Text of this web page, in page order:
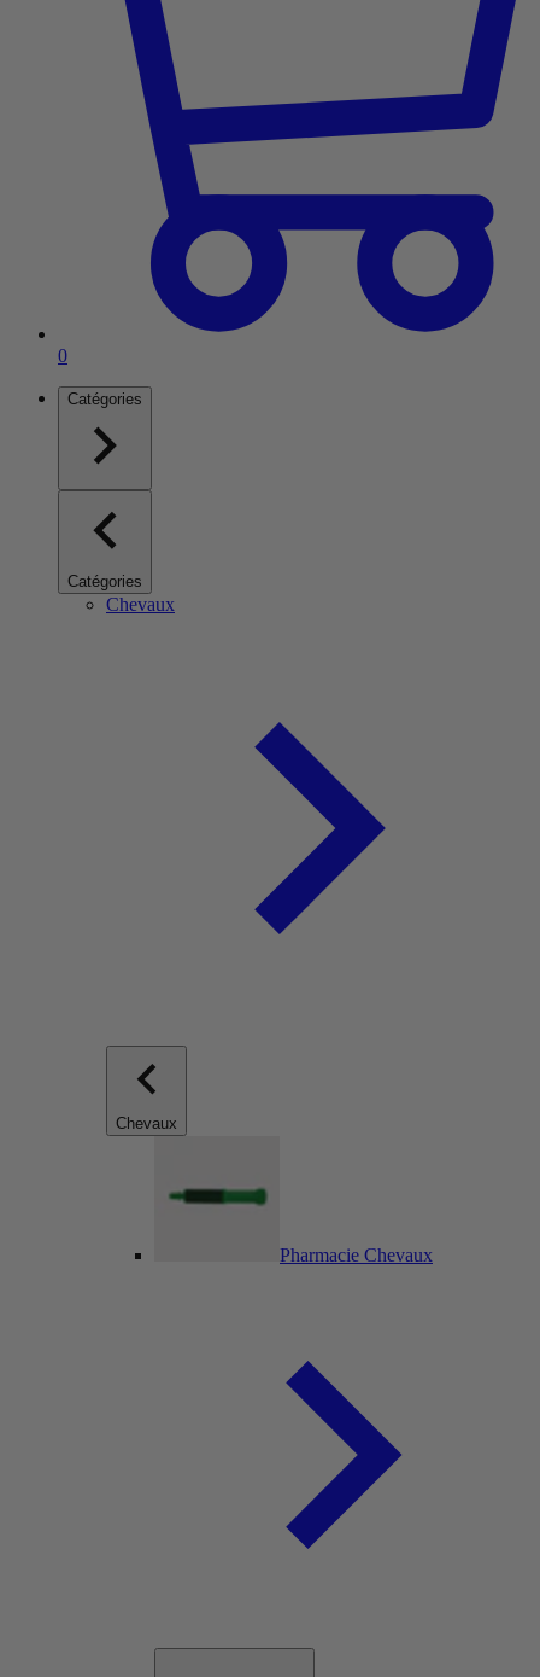
0Article dans le panier
Catégories
Catégories
Chevaux
Chevaux
Pharmacie Chevaux